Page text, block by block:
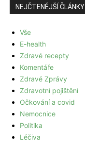
NEJČTENĚJŠÍ ČLÁNKY
Vše
E-health
Zdravé recepty
Komentáře
Zdravé Zprávy
Zdravotní pojištění
Očkování a covid
Nemocnice
Politika
Léčiva